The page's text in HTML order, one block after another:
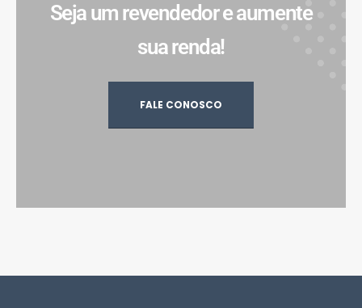
Seja um revendedor e aumente
sua renda!
FALE CONOSCO